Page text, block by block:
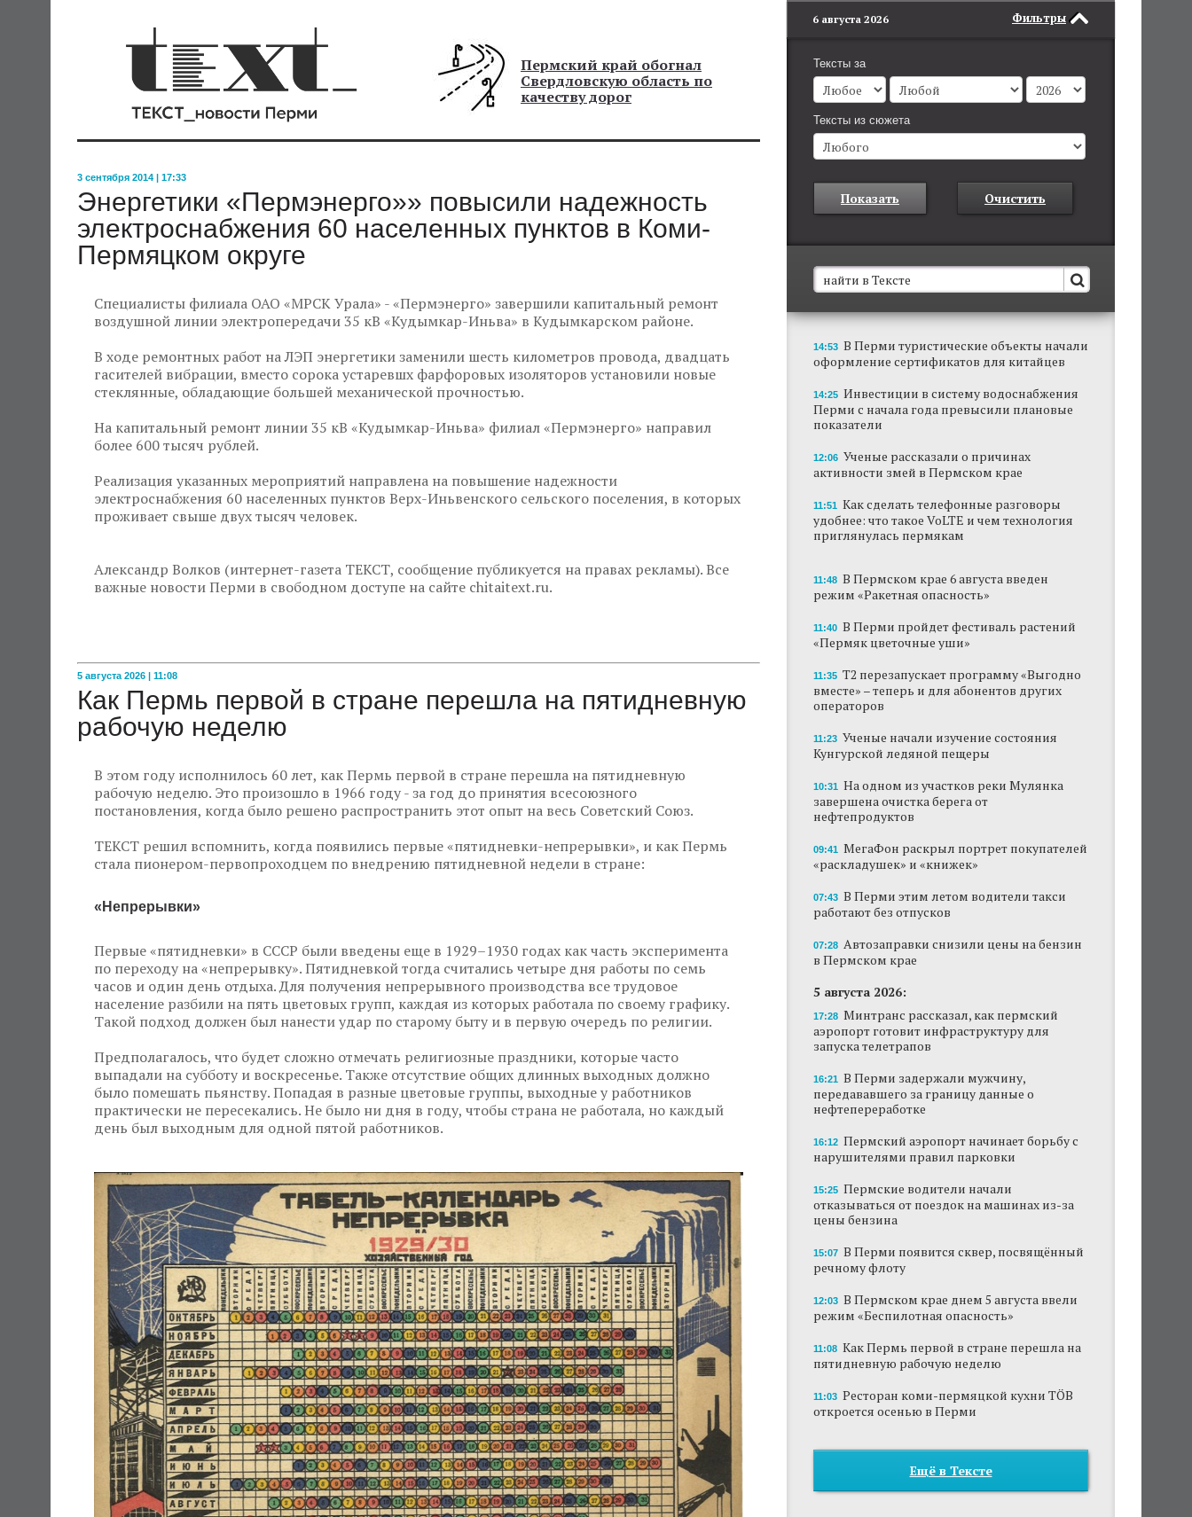
Пермский край обогнал
Свердловскую область по
качеству дорог
3 сентября 2014 | 17:33
Энергетики «Пермэнерго»» повысили надежность
электроснабжения 60 населенных пунктов в Коми-
Пермяцком округе
Специалисты филиала ОАО «МРСК Урала» - «Пермэнерго» завершили капитальный ремонт
воздушной линии электропередачи 35 кВ «Кудымкар-Иньва» в Кудымкарском районе.
В ходе ремонтных работ на ЛЭП энергетики заменили шесть километров провода, двадцать
гасителей вибрации, вместо сорока устаревшх фарфоровых изоляторов установили новые
стеклянные, обладающие большей механической прочностью.
На капитальный ремонт линии 35 кВ «Кудымкар-Иньва» филиал «Пермэнерго» направил
более 600 тысяч рублей.
Реализация указанных мероприятий направлена на повышение надежности
электроснабжения 60 населенных пунктов Верх-Иньвенского сельского поселения, в которых
проживает свыше двух тысяч человек.
Александр Волков (интернет-газета ТЕКСТ, сообщение публикуется на правах рекламы). Все
важные новости Перми в свободном доступе на сайте chitaitext.ru.
5 августа 2026 | 11:08
Как Пермь первой в стране перешла на пятидневную
рабочую неделю
В этом году исполнилось 60 лет, как Пермь первой в стране перешла на пятидневную
рабочую неделю. Это произошло в 1966 году - за год до принятия всесоюзного
постановления, когда было решено распространить этот опыт на весь Советский Союз.
ТЕКСТ решил вспомнить, когда появились первые «пятидневки-непрерывки», и как Пермь
стала пионером-первопроходцем по внедрению пятидневной недели в стране:
«Непрерывки»
Первые «пятидневки» в СССР были введены еще в 1929–1930 годах как часть эксперимента
по переходу на «непрерывку». Пятидневкой тогда считались четыре дня работы по семь
часов и один день отдыха. Для получения непрерывного производства все трудовое
население разбили на пять цветовых групп, каждая из которых работала по своему графику.
Такой подход должен был нанести удар по старому быту и в первую очередь по религии.
Предполагалось, что будет сложно отмечать религиозные праздники, которые часто
выпадали на субботу и воскресенье. Также отсутствие общих длинных выходных должно
было помешать пьянству. Попадая в разные цветовые группы, выходные у работников
практически не пересекались. Не было ни дня в году, чтобы страна не работала, но каждый
день был выходным для одной пятой работников.
Фильтры
6 августа 2026
Тексты за
Тексты из сюжета
Показать Очистить
В Пермском крае установят новые станции
обнаружения беспилотников
Они используются для обнаружения и
отслеживания БПЛА в воздухе.
В Перми туристические объекты начали
Ученые рассказали о причинах активности
Ученые начали изучение состояния
Кунгурской ледяной пещеры
На одном из участков реки Мулянка
завершена очистка берега от
нефтепродуктов
В Перми этим летом водители такси
работают без отпусков
Автозаправки снизили цены на бензин в
Пермском крае
В Перми задержали мужчину,
передававшего за границу данные о
14:53 В Перми туристические объекты начали
оформление сертификатов для китайцев
14:25 Инвестиции в систему водоснабжения
Перми с начала года превысили плановые
показатели
12:06 Ученые рассказали о причинах
активности змей в Пермском крае
11:51 Как сделать телефонные разговоры
удобнее: что такое VoLTE и чем технология
приглянулась пермякам
11:48 В Пермском крае 6 августа введен
режим «Ракетная опасность»
11:40 В Перми пройдет фестиваль растений
«Пермяк цветочные уши»
11:35 Т2 перезапускает программу «Выгодно
вместе» – теперь и для абонентов других
операторов
11:23 Ученые начали изучение состояния
Кунгурской ледяной пещеры
10:31 На одном из участков реки Мулянка
завершена очистка берега от
нефтепродуктов
09:41 МегаФон раскрыл портрет покупателей
«раскладушек» и «книжек»
07:43 В Перми этим летом водители такси
работают без отпусков
07:28 Автозаправки снизили цены на бензин
в Пермском крае
5 августа 2026:
17:28 Минтранс рассказал, как пермский
аэропорт готовит инфраструктуру для
запуска телетрапов
16:21 В Перми задержали мужчину,
передававшего за границу данные о
нефтепереработке
16:12 Пермский аэропорт начинает борьбу с
нарушителями правил парковки
15:25 Пермские водители начали
отказываться от поездок на машинах из-за
цены бензина
15:07 В Перми появится сквер, посвящённый
речному флоту
12:03 В Пермском крае днем 5 августа ввели
режим «Беспилотная опасность»
11:08 Как Пермь первой в стране перешла на
пятидневную рабочую неделю
11:03 Ресторан коми-пермяцкой кухни TÖB
откроется осенью в Перми
Ещё в Тексте